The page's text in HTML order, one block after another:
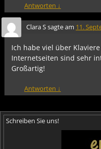
Antworten ↓
Clara Ssagte am 11.
Ich habe viel über
Internetseiten sind sehr
Großartig!
Antworten ↓
Schreiben Sie uns!